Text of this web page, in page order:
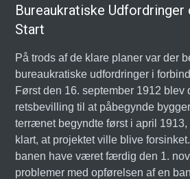
Bureaukratiske
Start
På trods af de klare planer var der
bureaukratiske udfordringer i
Først den 16. september 1912 blev
retsbevilling til at påbegynde
terrænet begyndte først i april
klart, at projektet ville blive
banen have været færdig den 1.
problemer med opførelsen af en